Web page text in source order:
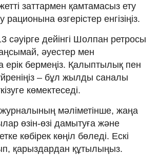
заттармен қамтамасыз ету
рационына өзгерістер енгізіңіз.
сәуірге дейінгі Шолпан ретросы
әуестер мен
ерік бермеңіз. Қалыптылық пен
– бұл жылды саналы
көмектеседі.
журналының мәліметінше, жаңа
өзін-өзі дамытуға және
көбірек көңіл бөледі. Ескі
қарыздардан құтылыңыз.